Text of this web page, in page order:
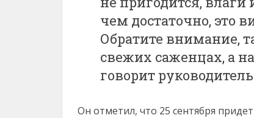
чем достаточно, это
Обратите внимание,
свежих саженцах, а
говорит
Он отметил, что 25 сентября